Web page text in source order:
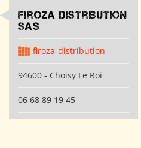
Firoza Distribution
SAS
firoza-distribution
94600 - Choisy Le Roi
06 68 89 19 45